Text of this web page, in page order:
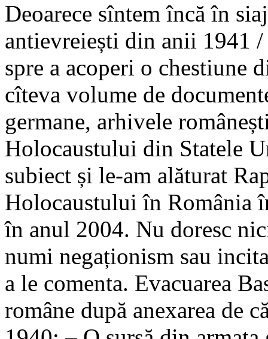
Deoarece sîntem încă în
antievreiești din anii 1941
spre a acoperi o chestiune
cîteva volume de
germane, arhivele
Holocaustului din Statele
subiect și le-am alăturat
Holocaustului în România
în anul 2004. Nu doresc
numi negaționism sau
a le comenta. Evacuarea
române după anexarea de